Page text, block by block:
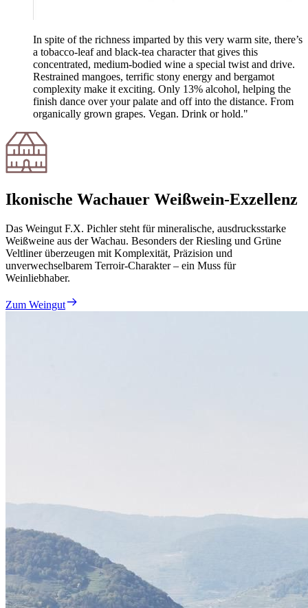
In spite of the richness imparted by this very warm site, there’s
a tobacco-leaf and black-tea character that gives this
concentrated, medium-bodied wine a special twist and drive.
Restrained mangoes, terrific stony energy and bergamot
complexity make it exciting. Only 13% alcohol, helping the
finish dance over your palate and off into the distance. From
organically grown grapes. Vegan. Drink or hold."
Ikonische Wachauer Weißwein-Exzellenz
Das Weingut F.X. Pichler steht für mineralische, ausdrucksstarke
Weißweine aus der Wachau. Besonders der Riesling und Grüne
Veltliner überzeugen mit Komplexität, Präzision und
unverwechselbarem Terroir-Charakter – ein Muss für
Weinliebhaber.
Zum Weingut